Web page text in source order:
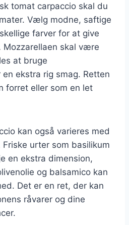
tomat carpaccio skal du
Vælg modne, saftige
farver for at give
skal være
at bruge
ekstra rig smag. Retten
forret eller som en let
kan også varieres med
urter som basilikum
en ekstra dimension,
og balsamico kan
Det er en ret, der kan
råvarer og dine